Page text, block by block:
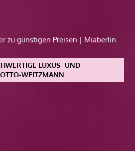
zu günstigen Preisen | Miaberlin
LUXUS- UND
WEITZMANN